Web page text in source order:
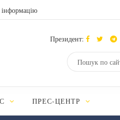
Президент:
ПРЕС-ЦЕНТР